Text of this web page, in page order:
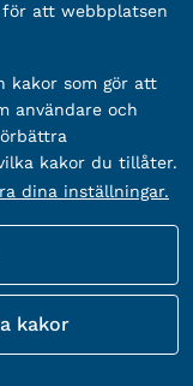
för att webbplatsen
kakor som gör att
användare och
kakor du tillåter.
dina inställningar.
kakor